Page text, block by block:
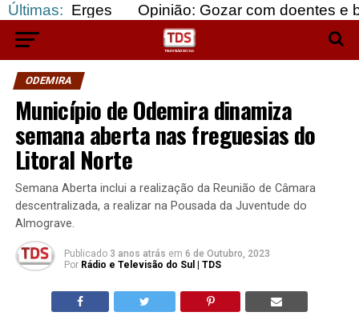
Últimas:Opinião: Gozar com doentes e bajular os
ODEMIRA
Município de Odemira dinamiza
semana aberta nas freguesias do
Litoral Norte
Semana Aberta inclui a realização da Reunião de Câmara
descentralizada, a realizar na Pousada da Juventude do
Almograve.
Publicado 3 anos atrás em 6 de Outubro, 2023
Por Rádio e Televisão do Sul | TDS